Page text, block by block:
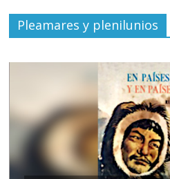
Pleamares y plenilunios